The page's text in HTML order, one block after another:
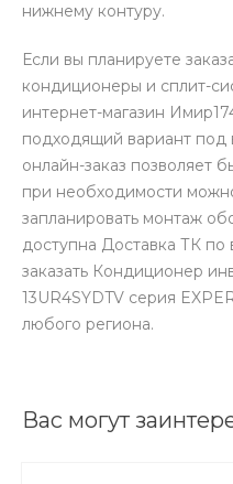
нижнему контуру.
Если вы планируете
кондиционеры и сплит-
интернет-магазин
подходящий вариант
онлайн-заказ позволяет
при необходимости
запланировать монтаж
доступна Доставка ТК по
заказать Кондиционер
13UR4SYDTV серия
любого региона.
Вас могут